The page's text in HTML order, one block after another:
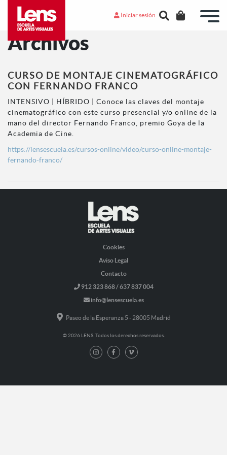
Iniciar sesión
Archivos
CURSO DE MONTAJE CINEMATOGRÁFICO
CON FERNANDO FRANCO
INTENSIVO | HÍBRIDO | Conoce las claves del montaje
cinematográfico con este curso presencial y/o online de la
mano del director Fernando Franco, premio Goya de la
Academia de Cine.
https://lensescuela.es/cursos-online/video/curso-online-montaje-
fernando-franco/
Cookies
Aviso Legal
Contacto
912 323 868 / 637 837 004
info@lensescuela.es
Paseo de la Esperanza 5 - 28005 Madrid
© 2026 LENS. Todos los derechos reservados.